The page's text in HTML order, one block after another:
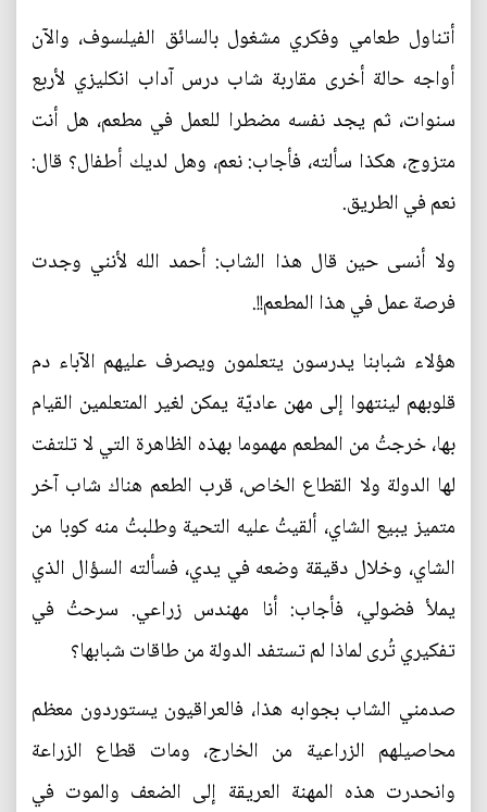
أتناول طعامي وفكري مشغول بالسائق الفيلسوف، والآن
أواجه حالة أخرى مقاربة شاب درس آداب انكليزي لأربع
سنوات، ثم يجد نفسه مضطرا للعمل في مطعم، هل أنت
متزوج، هكذا سألته، فأجاب: نعم، وهل لديك أطفال؟ قال:
نعم في الطريق.
ولا أنسى حين قال هذا الشاب: أحمد الله لأنني وجدت
فرصة عمل في هذا المطعم!!.
هؤلاء شبابنا يدرسون يتعلمون ويصرف عليهم الآباء دم
قلوبهم لينتهوا إلى مهن عاديّة يمكن لغير المتعلمين القيام
بها، خرجتُ من المطعم مهموما بهذه الظاهرة التي لا تلتفت
لها الدولة ولا القطاع الخاص، قرب الطعم هناك شاب آخر
متميز يبيع الشاي، ألقيتُ عليه التحية وطلبتُ منه كوبا من
الشاي، وخلال دقيقة وضعه في يدي، فسألته السؤال الذي
يملأ فضولي، فأجاب: أنا مهندس زراعي. سرحتُ في
تفكيري تُرى لماذا لم تستفد الدولة من طاقات شبابها؟
صدمني الشاب بجوابه هذا، فالعراقيون يستوردون معظم
محاصيلهم الزراعية من الخارج، ومات قطاع الزراعة
وانحدرت هذه المهنة العريقة إلى الضعف والموت في